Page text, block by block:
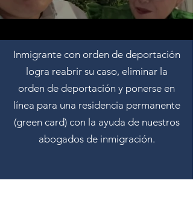
Inmigrante con orden de deportación
logra reabrir su caso, eliminar la
orden de deportación y ponerse en
línea para una residencia permanente
(green card) con la ayuda de nuestros
abogados de inmigración.